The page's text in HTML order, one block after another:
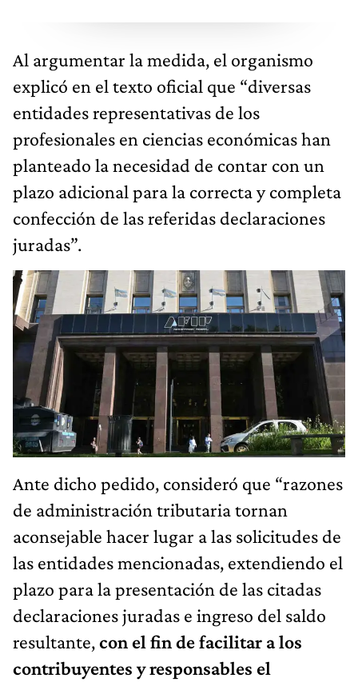
Al argumentar la medida, el organismo
explicó en el texto oficial que “diversas
entidades representativas de los
profesionales en ciencias económicas han
planteado la necesidad de contar con un
plazo adicional para la correcta y completa
confección de las referidas declaraciones
juradas”.
Ante dicho pedido, consideró que “razones
de administración tributaria tornan
aconsejable hacer lugar a las solicitudes de
las entidades mencionadas, extendiendo el
plazo para la presentación de las citadas
declaraciones juradas e ingreso del saldo
resultante,con el fin de facilitar a los
contribuyentes y responsables el